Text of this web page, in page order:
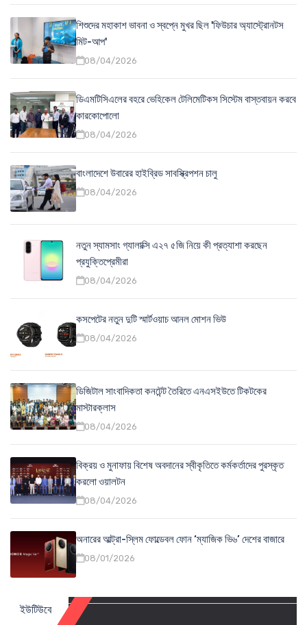
শিশুদের মহাকাশ ভাবনা ও স্বপ্নে মুখর ছিল 'ফিউচার অ্যাস্ট্রোনটস
মিট-আপ'
08/04/2026
ডিএমটিসিএলের বহরে ভেহিকেল টেলিমেটিকস সিস্টেম বাস্তবায়ন করবে
কারকোপোলো
08/04/2026
বাংলাদেশে উবারের হাইব্রিড সাবস্ক্রিপশন চালু
08/04/2026
নতুন স্যামসাং গ্যালাক্সি এ২৭ ৫জি নিয়ে কী প্রত্যাশা করছেন
প্রযুক্তিপ্রেমীরা
08/04/2026
কসপেটের নতুন দুটি স্মার্টওয়াচ আনল মোশন ভিউ
08/04/2026
ডিজিটাল সাংবাদিকতা কনটেন্ট তৈরিতে এনএসইউতে টিকটকের
মাস্টারক্লাস
08/04/2026
বিক্রয় ও মুনাফায় বিশেষ অবদানের স্বীকৃতিতে কর্মকর্তাদের পুরস্কৃত
করলো ওয়ালটন
08/04/2026
অনারের আল্ট্রা-স্লিম ফোল্ডেবল ফোন ‘ম্যাজিক ভি৬’ দেশের বাজারে
08/01/2026
ইউটিউবে